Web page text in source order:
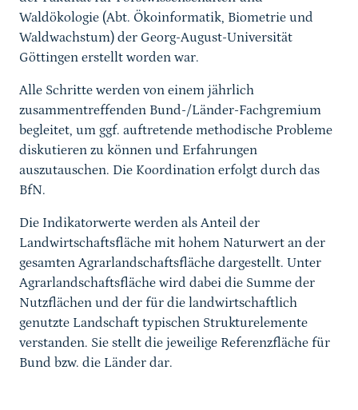
Waldökologie (Abt. Ökoinformatik, Biometrie und
Waldwachstum) der Georg-August-Universität
Göttingen erstellt worden war.
Alle Schritte werden von einem jährlich
zusammentreffenden Bund-/Länder-Fachgremium
begleitet, um ggf. auftretende methodische Probleme
diskutieren zu können und Erfahrungen
auszutauschen. Die Koordination erfolgt durch das
BfN.
Die Indikatorwerte werden als Anteil der
Landwirtschaftsfläche mit hohem Naturwert an der
gesamten Agrarlandschaftsfläche dargestellt. Unter
Agrarlandschaftsfläche wird dabei die Summe der
Nutzflächen und der für die landwirtschaftlich
genutzte Landschaft typischen Strukturelemente
verstanden. Sie stellt die jeweilige Referenzfläche für
Bund bzw. die Länder dar.